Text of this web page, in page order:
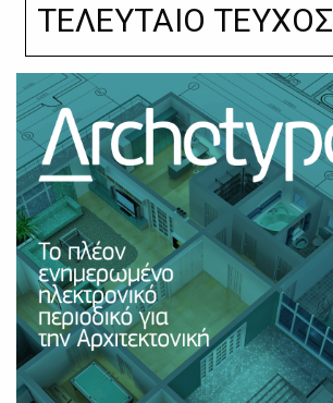
ΤΕΛΕΥΤΑΙΟ ΤΕΥΧΟΣ